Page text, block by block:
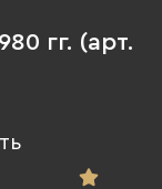
гг. (арт.